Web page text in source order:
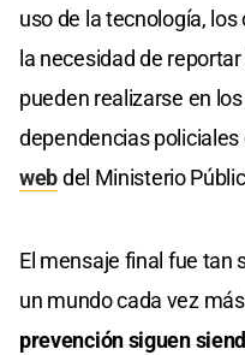
uso de la tecnología,
la necesidad de
pueden realizarse en
dependencias policiales
webdel Ministerio
El mensaje final fue tan
un mundo cada vez
prevención siguen